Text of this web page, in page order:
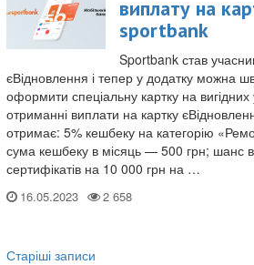
виплату на
sportbank
Sportbank став
єВідновлення і тепер у додатку можна
оформити спеціальну картку на
отриманні виплати на картку
отримає: 5% кешбеку на категорію
сума кешбеку в місяць — 500 грн; шанс
сертифікатів на 10 000 грн на …
16.05.2023
Старіші записи